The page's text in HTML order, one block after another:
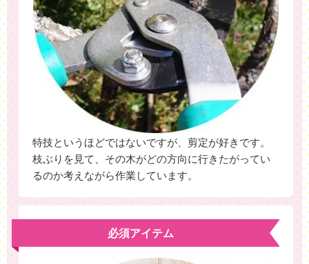
特技というほどではないですが、剪定が好きです。
枝ぶりを見て、その木がどの方向に行きたがってい
るのか考えながら作業しています。
必須アイテム